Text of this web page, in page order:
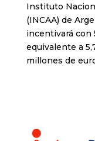
Instituto
(INCAA) de
incentivará con
equivalente a
millones de